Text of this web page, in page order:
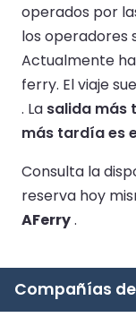
operados por
los operadores
Actualmente
ferry. El viaje
. La salida más
más tardía es
Consulta la
reserva hoy
AFerry.
Compañías de